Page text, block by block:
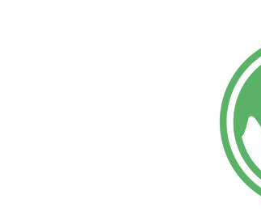
同倡導一次性包裝的減量
少了26萬件的一次性餐飲
「全國揪團認養淨灘」，